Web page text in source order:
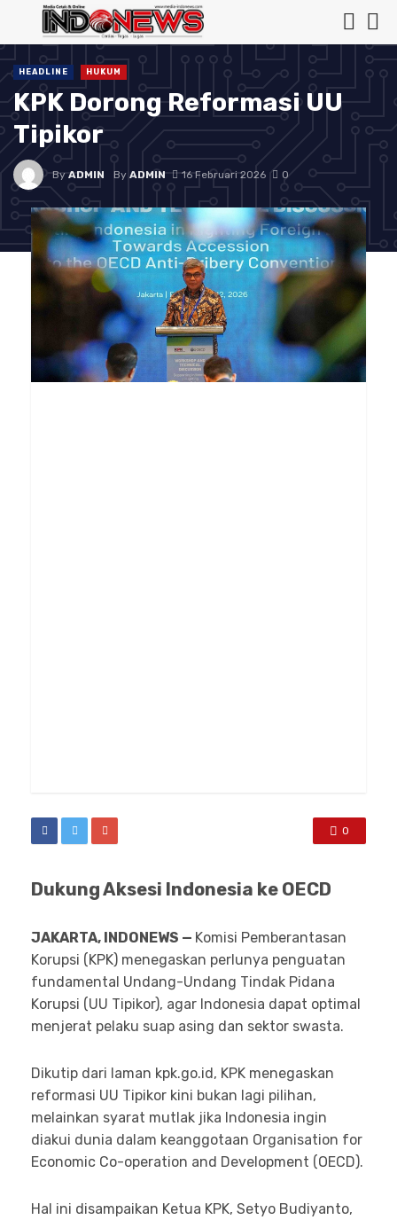
HEADLINE HUKUM
KPK Dorong Reformasi UU
Tipikor
ByADMIN ByADMIN 16 Februari 2026 0
0
Dukung Aksesi Indonesia ke OECD
JAKARTA, INDONEWS — Komisi Pemberantasan
Korupsi (KPK) menegaskan perlunya penguatan
fundamental Undang-Undang Tindak Pidana
Korupsi (UU Tipikor), agar Indonesia dapat optimal
menjerat pelaku suap asing dan sektor swasta.
Dikutip dari laman kpk.go.id, KPK menegaskan
reformasi UU Tipikor kini bukan lagi pilihan,
melainkan syarat mutlak jika Indonesia ingin
diakui dunia dalam keanggotaan Organisation for
Economic Co-operation and Development (OECD).
Hal ini disampaikan Ketua KPK, Setyo Budiyanto,